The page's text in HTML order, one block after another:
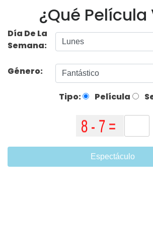
¿Qué Película
Día De La
Semana:
Género:
Tipo: Película
Espectáculo